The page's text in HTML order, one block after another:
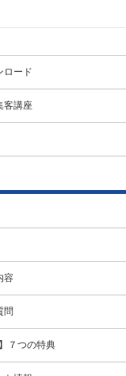
ロード
客講座
容
問
７つの特典